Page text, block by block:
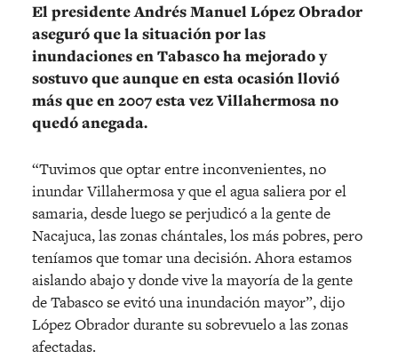
El presidente Andrés Manuel López Obrador
aseguró que la situación por las
inundaciones en Tabasco ha mejorado y
sostuvo que aunque en esta ocasión llovió
más que en 2007 esta vez Villahermosa no
quedó anegada.
“Tuvimos que optar entre inconvenientes, no
inundar Villahermosa y que el agua saliera por el
samaria, desde luego se perjudicó a la gente de
Nacajuca, las zonas chántales, los más pobres, pero
teníamos que tomar una decisión. Ahora estamos
aislando abajo y donde vive la mayoría de la gente
de Tabasco se evitó una inundación mayor”, dijo
López Obrador durante su sobrevuelo a las zonas
afectadas.